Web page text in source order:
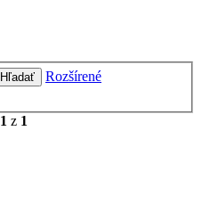
Hľadať
Rozšírené
1 z 1